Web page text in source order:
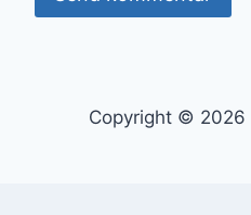
Copyright © 2026